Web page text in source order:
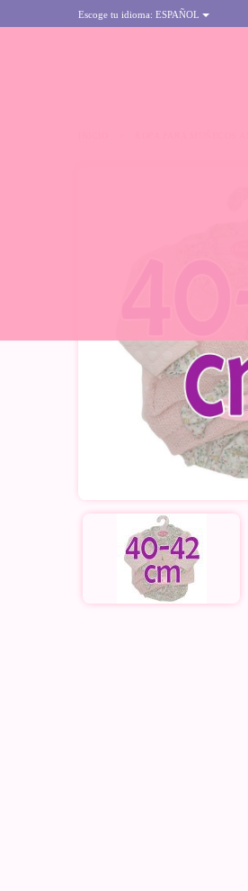
Escoge tu idioma: ESPAÑOL